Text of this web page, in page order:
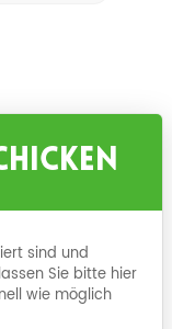
sind und
Sie bitte hier
wie möglich